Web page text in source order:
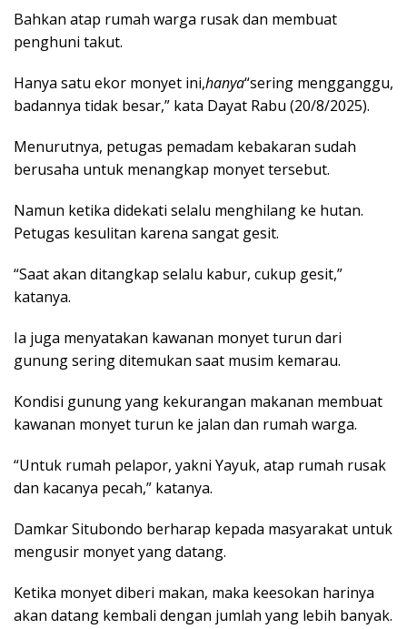
Bahkan atap rumah warga rusak dan membuat
penghuni takut.
Hanya satu ekor monyet ini,hanya“sering mengganggu,
badannya tidak besar,” kata Dayat Rabu (20/8/2025).
Menurutnya, petugas pemadam kebakaran sudah
berusaha untuk menangkap monyet tersebut.
Namun ketika didekati selalu menghilang ke hutan.
Petugas kesulitan karena sangat gesit.
“Saat akan ditangkap selalu kabur, cukup gesit,”
katanya.
Ia juga menyatakan kawanan monyet turun dari
gunung sering ditemukan saat musim kemarau.
Kondisi gunung yang kekurangan makanan membuat
kawanan monyet turun ke jalan dan rumah warga.
“Untuk rumah pelapor, yakni Yayuk, atap rumah rusak
dan kacanya pecah,” katanya.
Damkar Situbondo berharap kepada masyarakat untuk
mengusir monyet yang datang.
Ketika monyet diberi makan, maka keesokan harinya
akan datang kembali dengan jumlah yang lebih banyak.